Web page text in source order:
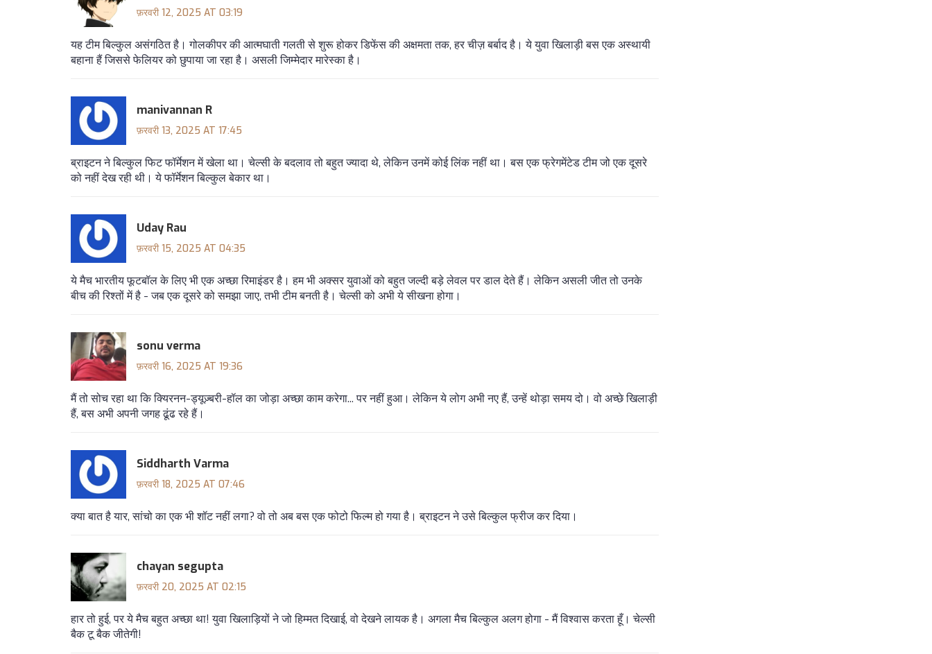
फ़रवरी 12, 2025 AT 03:19
यह टीम बिल्कुल असंगठित है। गोलकीपर की आत्मघाती गलती से शुरू होकर डिफेंस की अक्षमता तक, हर चीज़ बर्बाद है। ये युवा खिलाड़ी बस एक अस्थायी
बहाना हैं जिससे फेलियर को छुपाया जा रहा है। असली जिम्मेदार मारेस्का है।
manivannan R
फ़रवरी 13, 2025 AT 17:45
ब्राइटन ने बिल्कुल फिट फॉर्मेशन में खेला था। चेल्सी के बदलाव तो बहुत ज्यादा थे, लेकिन उनमें कोई लिंक नहीं था। बस एक फ्रेगमेंटेड टीम जो एक दूसरे
को नहीं देख रही थी। ये फॉर्मेशन बिल्कुल बेकार था।
Uday Rau
फ़रवरी 15, 2025 AT 04:35
ये मैच भारतीय फूटबॉल के लिए भी एक अच्छा रिमाइंडर है। हम भी अक्सर युवाओं को बहुत जल्दी बड़े लेवल पर डाल देते हैं। लेकिन असली जीत तो उनके
बीच की रिश्तों में है - जब एक दूसरे को समझा जाए, तभी टीम बनती है। चेल्सी को अभी ये सीखना होगा।
sonu verma
फ़रवरी 16, 2025 AT 19:36
मैं तो सोच रहा था कि क्यिरनन-ड्यूज़्बरी-हॉल का जोड़ा अच्छा काम करेगा... पर नहीं हुआ। लेकिन ये लोग अभी नए हैं, उन्हें थोड़ा समय दो। वो अच्छे खिलाड़ी
हैं, बस अभी अपनी जगह ढूंढ रहे हैं।
Siddharth Varma
फ़रवरी 18, 2025 AT 07:46
क्या बात है यार, सांचो का एक भी शॉट नहीं लगा? वो तो अब बस एक फोटो फिल्म हो गया है। ब्राइटन ने उसे बिल्कुल फ्रीज कर दिया।
chayan segupta
फ़रवरी 20, 2025 AT 02:15
हार तो हुई, पर ये मैच बहुत अच्छा था! युवा खिलाड़ियों ने जो हिम्मत दिखाई, वो देखने लायक है। अगला मैच बिल्कुल अलग होगा - मैं विश्वास करता हूँ। चेल्सी
बैक टू बैक जीतेगी!